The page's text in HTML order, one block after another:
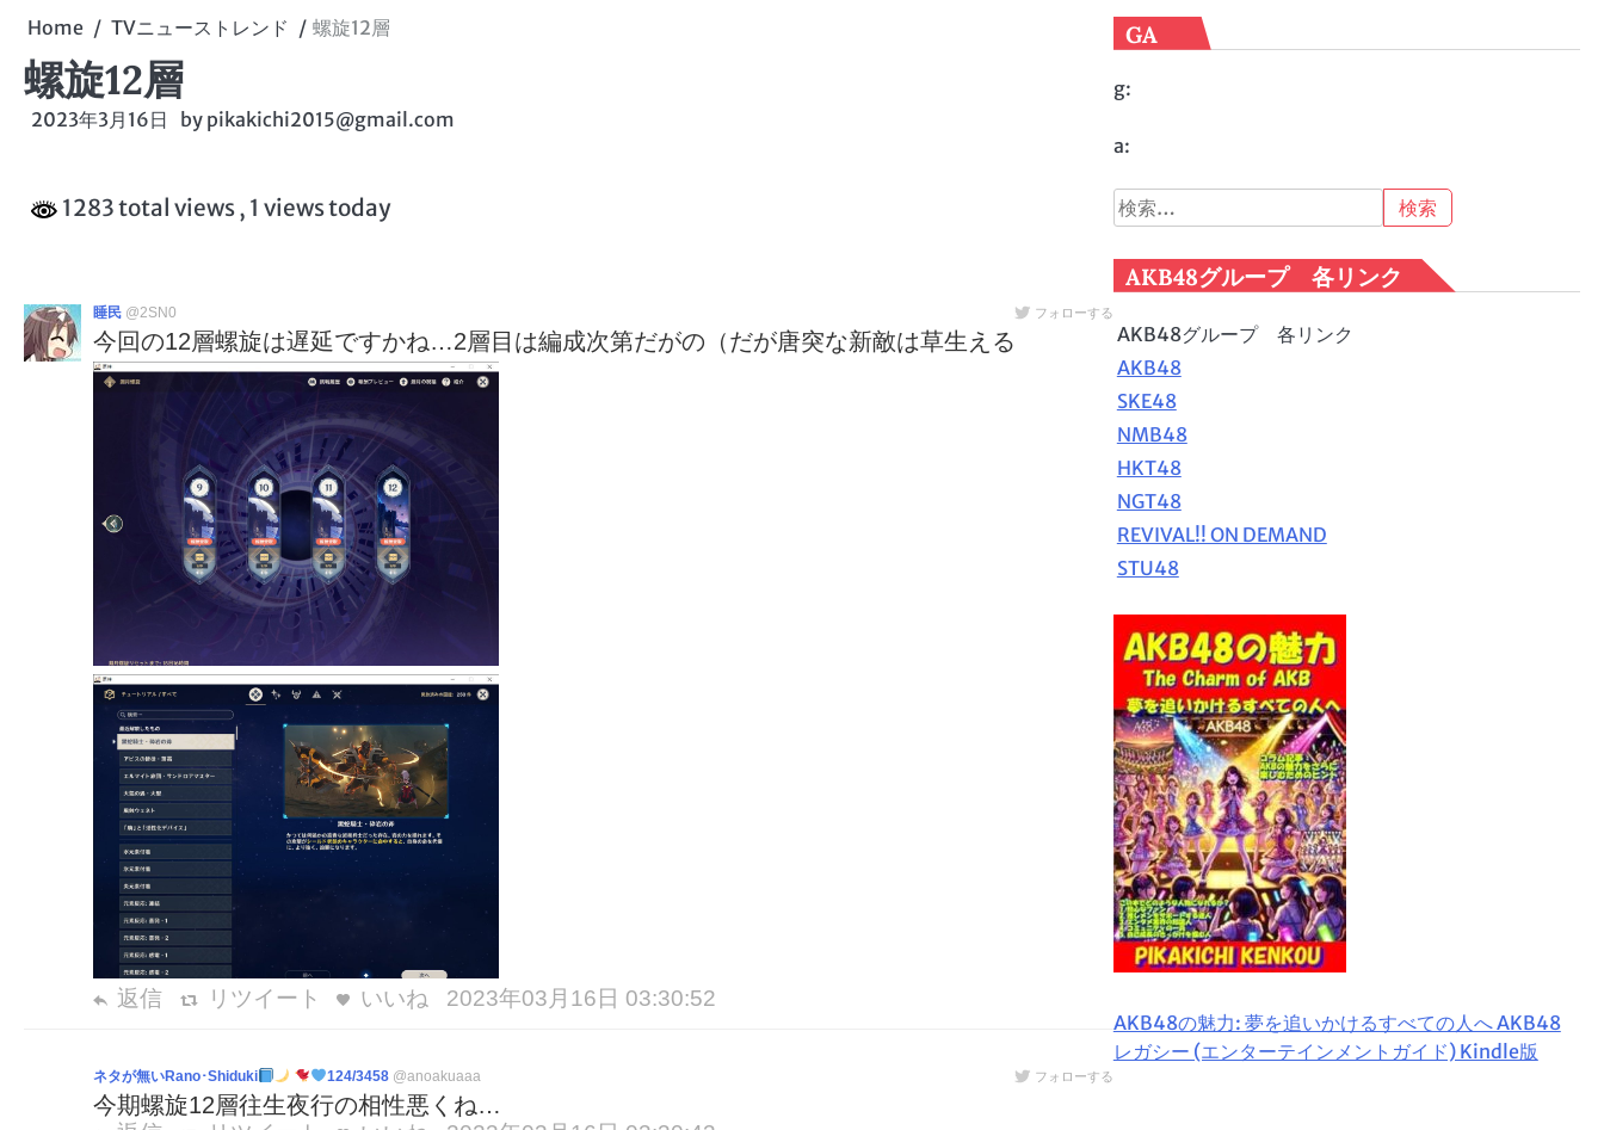
Home TVニューストレンド 螺旋12層
螺旋12層
2023年3月16日 by pikakichi2015@gmail.com
1283 total views, 1 views today
睡民 @2SN0 フォローする
今回の12層螺旋は遅延ですかね…2層目は編成次第だがの（だが唐突な新敵は草生える
返信 リツイート いいね 2023年03月16日 03:30:52
ネタが無いRano･Shiduki 124/3458 @anoakuaaa フォローする
今期螺旋12層往生夜行の相性悪くね…
GA
g:
a:
検
索:
AKB48グループ 各リンク
AKB48グループ 各リンク
AKB48
SKE48
NMB48
HKT48
NGT48
REVIVAL!! ON DEMAND
STU48
AKB48の魅力: 夢を追いかけるすべての人へ AKB48
レガシー (エンターテインメントガイド) Kindle版